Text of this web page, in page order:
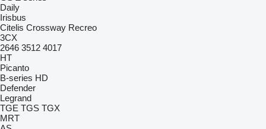
Daily
Irisbus
Citelis Crossway Recreo
3CX
2646 3512 4017
HT
Picanto
B-series HD
Defender
Legrand
TGE TGS TGX
MRT